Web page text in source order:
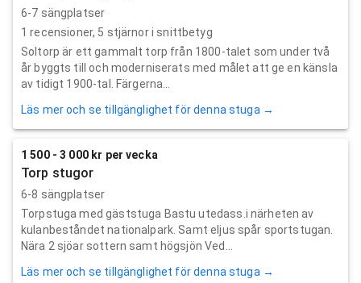
6-7 sängplatser
1 recensioner, 5 stjärnor i snittbetyg
Soltorp är ett gammalt torp från 1800-talet som under två
år byggts till och moderniserats med målet att ge en känsla
av tidigt 1900-tal. Färgerna...
Läs mer och se tillgänglighet för denna stuga →
1 500 - 3 000 kr per vecka
Torp stugor
6-8 sängplatser
Torpstuga med gäststuga Bastu utedass.i närheten av
kulanbeståndet nationalpark. Samt eljus spår sportstugan.
Nära 2 sjöar sottern samt högsjön Ved...
Läs mer och se tillgänglighet för denna stuga →